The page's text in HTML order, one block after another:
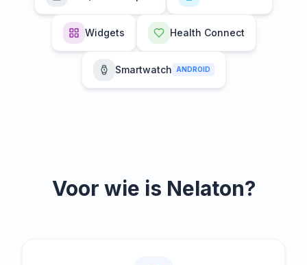
Widgets Health Connect
Smartwatch ANDROID
Voor wie is Nelaton?